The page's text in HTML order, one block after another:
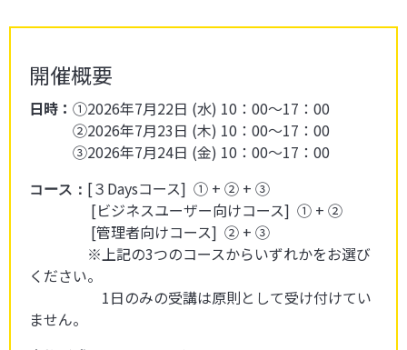
開催概要
日時： ①2026年7月22日 (水) 10：00～17：00
②2026年7月23日 (木) 10：00～17：00
③2026年7月24日 (金) 10：00～17：00
コース： [３Daysコース] ① + ② + ③
[ビジネスユーザー向けコース] ① + ②
[管理者向けコース] ② + ③
※上記の3つのコースからいずれかをお選び
ください。
1日のみの受講は原則として受け付けてい
ません。